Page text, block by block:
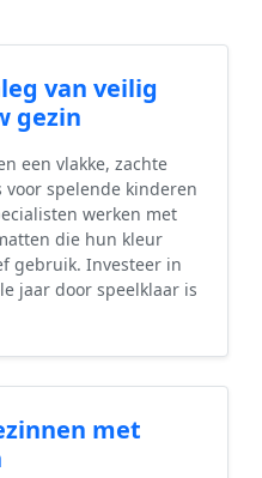
van veilig
gezin
een vlakke, zachte
spelende kinderen
werken met
die hun kleur
gebruik. Investeer in
jaar door speelklaar is
met